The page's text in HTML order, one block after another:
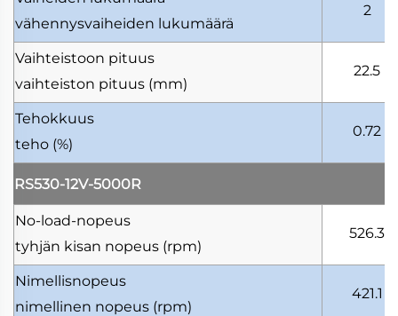
vähennysvaiheiden lukumäärä
2
Vaihteistoon pituus
vaihteiston pituus (mm)
22.5
Tehokkuus
teho (%)
0.72
RS530-12V-5000R
No-load-nopeus
tyhjän kisan nopeus (rpm)
526.3
Nimellisnopeus
nimellinen nopeus (rpm)
421.1